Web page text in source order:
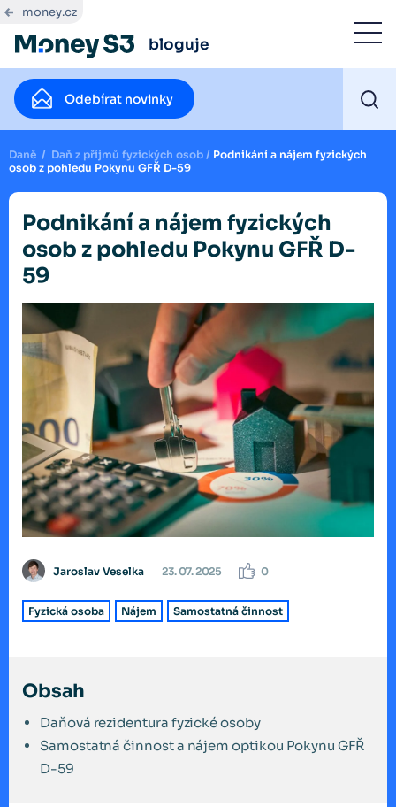
money.cz
bloguje
Odebírat novinky
Daně / Daň z příjmů fyzických osob / Podnikání a nájem fyzických
osob z pohledu Pokynu GFŘ D-59
Podnikání a nájem fyzických
osob z pohledu Pokynu GFŘ D-
59
Jaroslav Veselka 23. 07. 2025 0
Fyzická osoba Nájem Samostatná činnost
Obsah
Daňová rezidentura fyzické osoby
Samostatná činnost a nájem optikou Pokynu GFŘ
D-59